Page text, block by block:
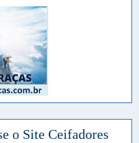
o Site Ceifadores